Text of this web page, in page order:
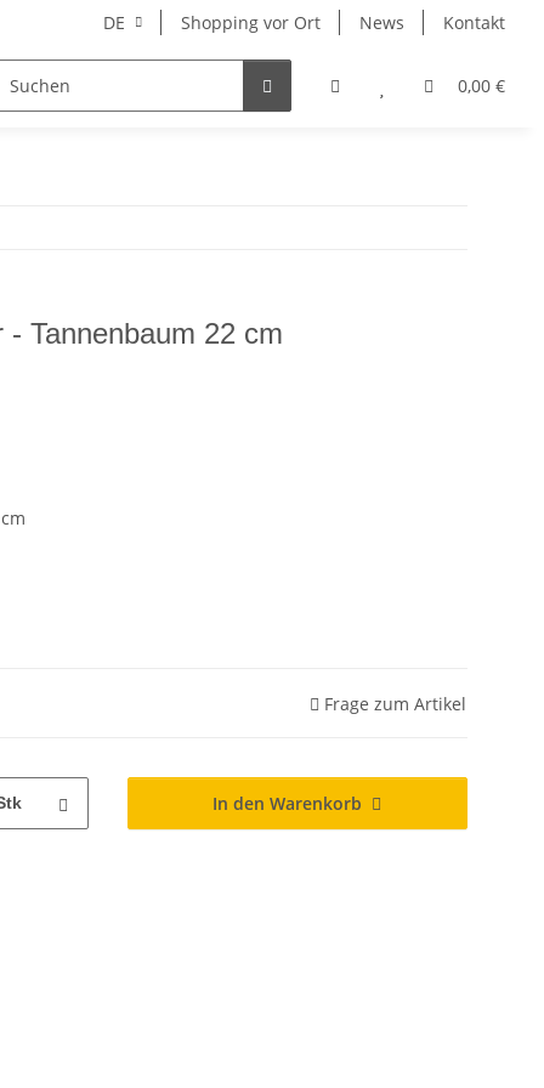
DE Shopping vor Ort News Kontakt
0,00 €
Hersteller
Tannenbaum 22 cm
Frage zum Artikel
In den Warenkorb